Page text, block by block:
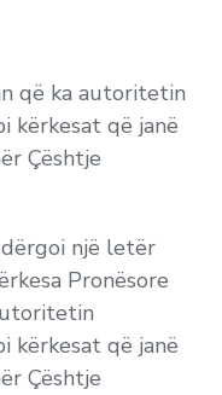
që ka autoritetin
kërkesat që janë
Çështje
një letër
Pronësore
kërkesat që janë
Çështje